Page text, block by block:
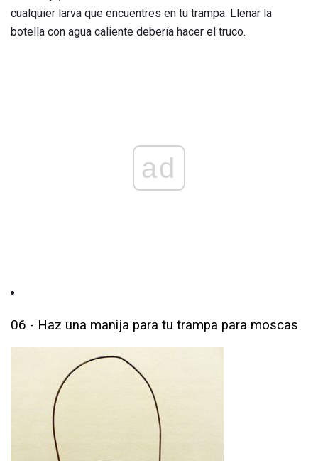
cualquier larva que encuentres en tu trampa. Llenar la
botella con agua caliente debería hacer el truco.
ad
06 - Haz una manija para tu trampa para moscas